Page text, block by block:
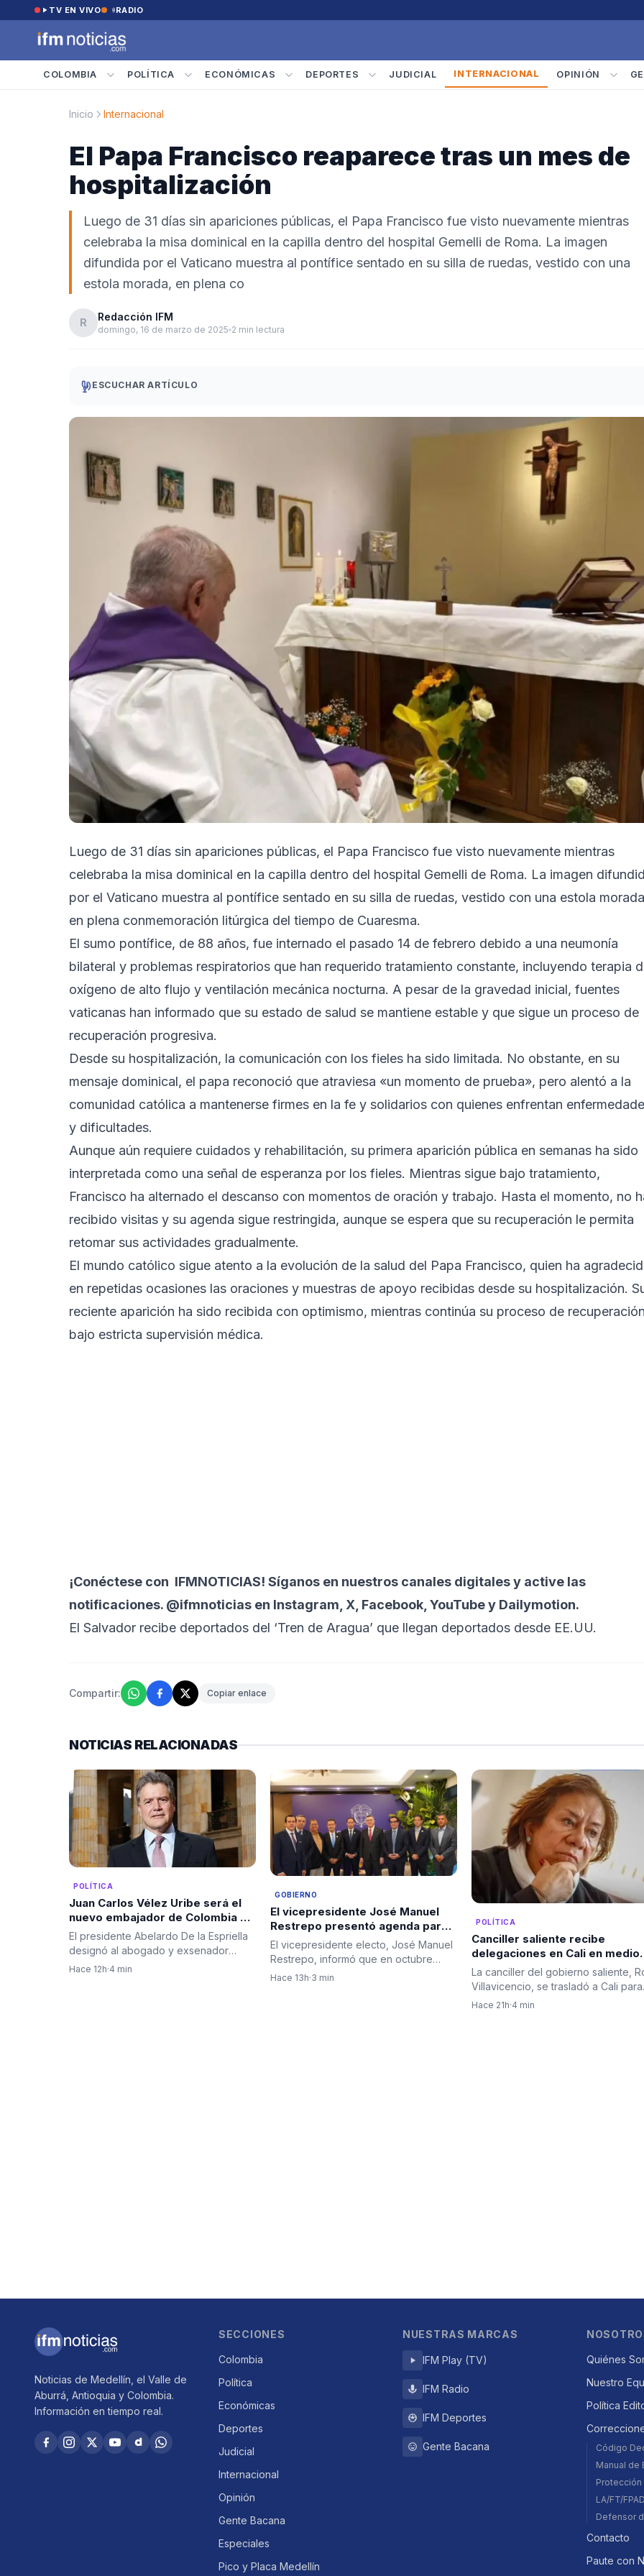
Saltar al contenido
TV EN VIVO RADIO
COLOMBIA POLÍTICA ECONÓMICAS DEPORTES JUDICIAL INTERNACIONAL OPINIÓN
Inicio Internacional
El Papa Francisco reaparece tras un mes de
hospitalización
Luego de 31 días sin apariciones públicas, el Papa Francisco fue visto nuevamente mientras
celebraba la misa dominical en la capilla dentro del hospital Gemelli de Roma. La imagen
difundida por el Vaticano muestra al pontífice sentado en su silla de ruedas, vestido con una
estola morada, en plena co
R Redacción IFM
domingo, 16 de marzo de 2025 2 min lectura
ESCUCHAR ARTÍCULO
Luego de 31 días sin apariciones públicas, el Papa Francisco fue visto nuevamente mientras
celebraba la misa dominical en la capilla dentro del hospital Gemelli de Roma. La imagen
por el Vaticano muestra al pontífice sentado en su silla de ruedas, vestido con una estola
en plena conmemoración litúrgica del tiempo de Cuaresma.
El sumo pontífice, de 88 años, fue internado el pasado 14 de febrero debido a una neumonía
bilateral y problemas respiratorios que han requerido tratamiento constante, incluyendo terapia
oxígeno de alto flujo y ventilación mecánica nocturna. A pesar de la gravedad inicial, fuentes
vaticanas han informado que su estado de salud se mantiene estable y que sigue un proceso de
recuperación progresiva.
Desde su hospitalización, la comunicación con los fieles ha sido limitada. No obstante, en su
mensaje dominical, el papa reconoció que atraviesa «un momento de prueba», pero alentó a la
comunidad católica a mantenerse firmes en la fe y solidarios con quienes enfrentan
y dificultades.
Aunque aún requiere cuidados y rehabilitación, su primera aparición pública en semanas ha sido
interpretada como una señal de esperanza por los fieles. Mientras sigue bajo tratamiento,
Francisco ha alternado el descanso con momentos de oración y trabajo. Hasta el momento, no
recibido visitas y su agenda sigue restringida, aunque se espera que su recuperación le permita
retomar sus actividades gradualmente.
El mundo católico sigue atento a la evolución de la salud del Papa Francisco, quien ha
en repetidas ocasiones las oraciones y muestras de apoyo recibidas desde su hospitalización.
reciente aparición ha sido recibida con optimismo, mientras continúa su proceso de recuperación
bajo estricta supervisión médica.
¡Conéctese con IFMNOTICIAS! Síganos en nuestros canales digitales y active las
notificaciones. @ifmnoticias en Instagram, X, Facebook, YouTube y Dailymotion.
El Salvador recibe deportados del ‘Tren de Aragua’ que llegan deportados desde EE.UU.
Compartir: Copiar enlace
NOTICIAS RELACIONADAS
POLÍTICA
Juan Carlos Vélez Uribe será el
nuevo embajador de Colombia en
Ecuador por designación del
presidente Abelardo De la
Espriella
El presidente Abelardo De la Espriella
designó al abogado y exsenador
antioqueño Juan Carlos Vélez…
Hace 12h·4 min
GOBIERNO
El vicepresidente José Manuel
Restrepo presentó agenda para
restablecer la relación bilateral
entre Colombia e Israel
El vicepresidente electo, José Manuel
Restrepo, informó que en octubre
encabezará una delegación de…
Hace 13h·3 min
POLÍTICA
Canciller saliente recibe
delegaciones en Cali en medio
del rechazo de algunas que ha
llevado a cambios en el
diplomático
La canciller del gobierno saliente,
Villavicencio, se trasladó a Cali para
encabezar el…
Hace 21h·4 min
Noticias de Medellín, el Valle de
Aburrá, Antioquia y Colombia.
Información en tiempo real.
SECCIONES
Colombia
Política
Económicas
Deportes
Judicial
Internacional
Opinión
Gente Bacana
Especiales
Pico y Placa Medellín
NUESTRAS MARCAS
IFM Play (TV)
IFM Radio
IFM Deportes
Gente Bacana
Quiénes
Nuestro
Política
Código
Manual de
Protección
LA/FT/
Defensor
Contacto
Paute con